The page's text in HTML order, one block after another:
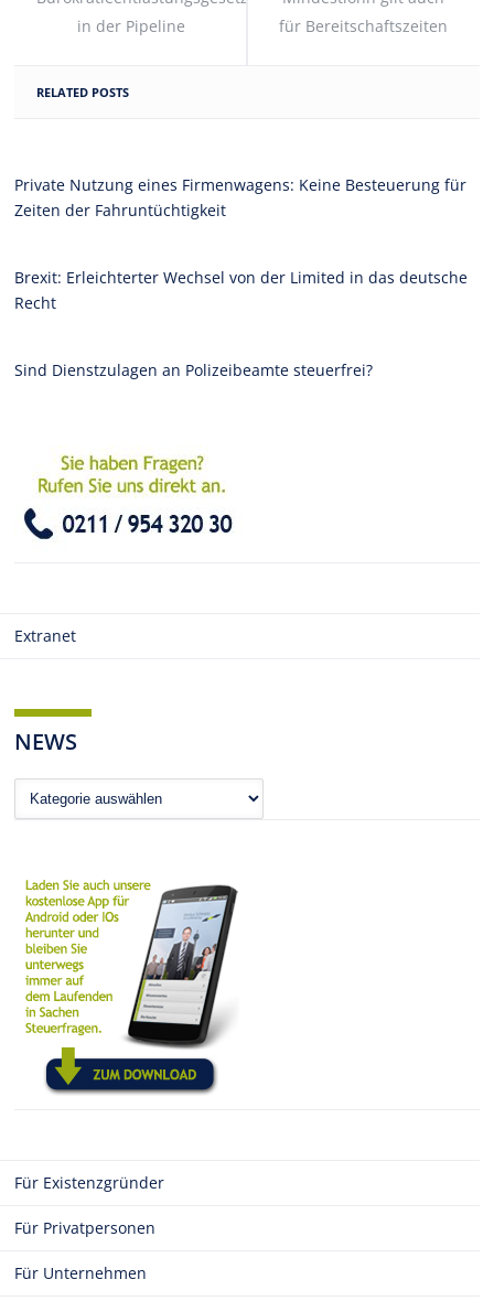
in der Pipeline
für Bereitschaftszeiten
RELATED POSTS
Private Nutzung eines Firmenwagens: Keine Besteuerung für
Zeiten der Fahruntüchtigkeit
Brexit: Erleichterter Wechsel von der Limited in das deutsche
Recht
Sind Dienstzulagen an Polizeibeamte steuerfrei?
Extranet
NEWS
News
Für Existenzgründer
Für Privatpersonen
Für Unternehmen